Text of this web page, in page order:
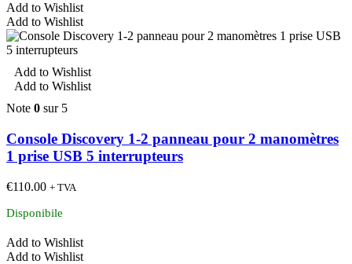
Add to Wishlist
Add to Wishlist
Add to Wishlist
Add to Wishlist
Note 0 sur 5
Console Discovery 1-2 panneau pour 2 manomètres
1 prise USB 5 interrupteurs
€110.00 + TVA
Disponibile
Add to Wishlist
Add to Wishlist